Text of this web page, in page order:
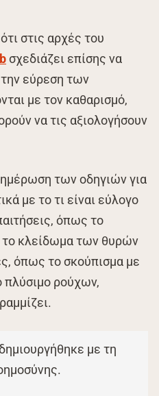
στις αρχές του
σχεδιάζει επίσης να
εύρεση των
με τον καθαρισμό,
να τις αξιολογήσουν
των οδηγιών για
με το τι είναι εύλογο
όπως το
κλείδωμα των θυρών
όπως το σκούπισμα με
πλύσιμο ρούχων,
με τη